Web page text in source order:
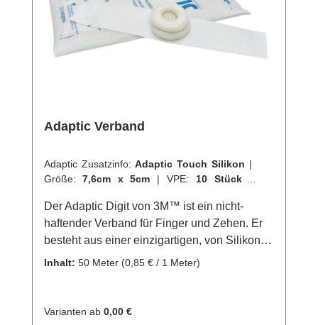
Adaptic Verband
Adaptic Zusatzinfo: Adaptic Touch Silikon |
Größe: 7,6cm x 5cm | VPE: 10 Stück
Der Adaptic Digit von 3M™ ist ein nicht-
haftender Verband für Finger und Zehen. Er
besteht aus einer einzigartigen, von Silikon
ummantelten Kontaktschicht, die nicht an der
Anwendung an Fingern und Zehen konzipiert
Inhalt: 50 Meter (0,85 € / 1 Meter)
Varianten ab 0,00 €